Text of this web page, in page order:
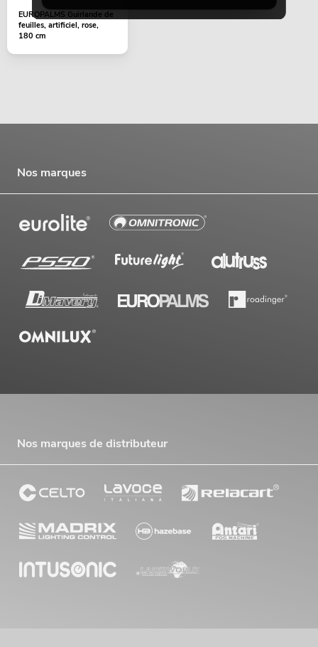
EUROPALMS Guirlande de
feuilles, artificiel, rose,
180 cm
Nos marques
Nos marques de distributeur